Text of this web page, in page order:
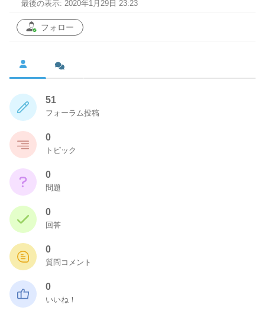
最後の表示: 2020年1月29日 23:23
フォロー
51
フォーラム投稿
0
トピック
0
問題
0
回答
0
質問コメント
0
いいね！